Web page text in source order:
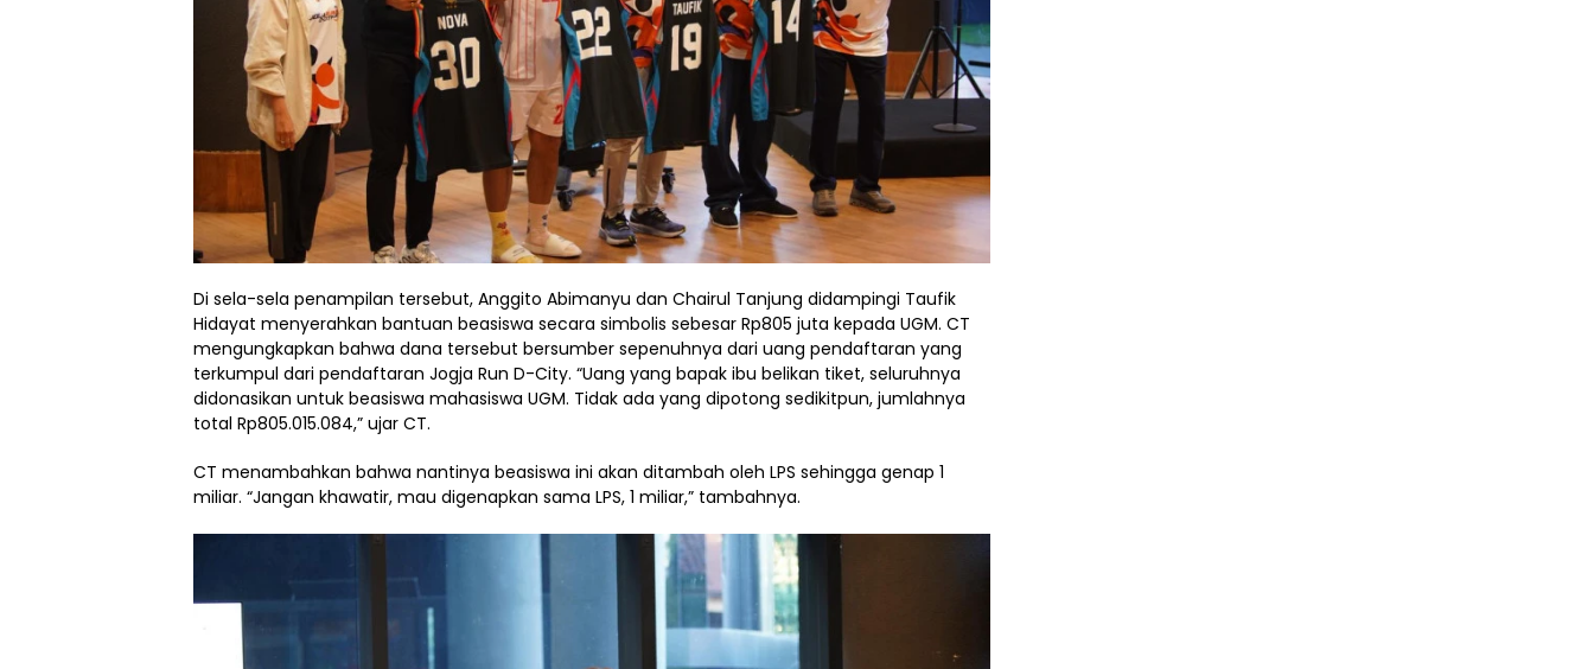
Di sela-sela penampilan tersebut, Anggito Abimanyu dan Chairul Tanjung didampingi Taufik
Hidayat menyerahkan bantuan beasiswa secara simbolis sebesar Rp805 juta kepada UGM. CT
mengungkapkan bahwa dana tersebut bersumber sepenuhnya dari uang pendaftaran yang
terkumpul dari pendaftaran Jogja Run D-City. “Uang yang bapak ibu belikan tiket, seluruhnya
didonasikan untuk beasiswa mahasiswa UGM. Tidak ada yang dipotong sedikitpun, jumlahnya
total Rp805.015.084,” ujar CT.
CT menambahkan bahwa nantinya beasiswa ini akan ditambah oleh LPS sehingga genap 1
miliar. “Jangan khawatir, mau digenapkan sama LPS, 1 miliar,” tambahnya.